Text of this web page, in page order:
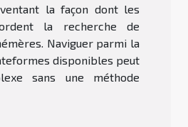
la façon dont les
la recherche de
Naviguer parmi la
disponibles peut
sans une méthode